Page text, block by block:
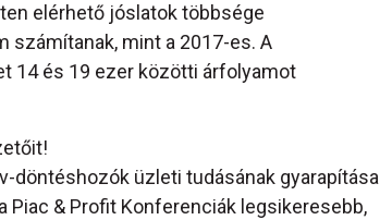
elérhető jóslatok többsége
számítanak, mint a 2017-es. A
14 és 19 ezer közötti árfolyamot
döntéshozók üzleti tudásának gyarapítása
Piac & Profit Konferenciák legsikeresebb,